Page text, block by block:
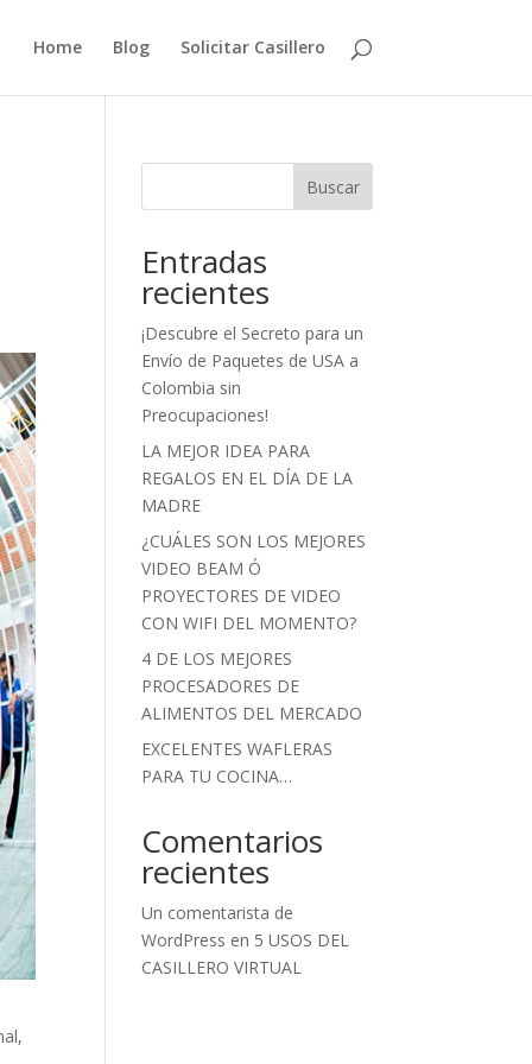
Home Blog Solicitar Casillero
Buscar
Entradas
recientes
¡Descubre el Secreto para un
Envío de Paquetes de USA a
Colombia sin
Preocupaciones!
LA MEJOR IDEA PARA
REGALOS EN EL DÍA DE LA
MADRE
¿CUÁLES SON LOS MEJORES
VIDEO BEAM Ó
PROYECTORES DE VIDEO
CON WIFI DEL MOMENTO?
4 DE LOS MEJORES
PROCESADORES DE
ALIMENTOS DEL MERCADO
EXCELENTES WAFLERAS
PARA TU COCINA…
Comentarios
recientes
Un comentarista de
WordPress en 5 USOS DEL
CASILLERO VIRTUAL